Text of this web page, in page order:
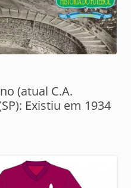
(atual C.A.
Existiu em 1934